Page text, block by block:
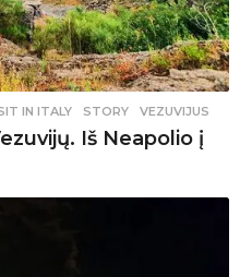
IN ITALY ,STORY ,VEZUVIJUS
Iš Neapolio į